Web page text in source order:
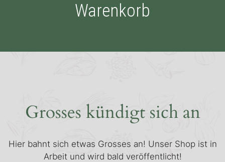
Warenkorb
Grosses kündigt sich an
Hier bahnt sich etwas Grosses an! Unser Shop ist in
Arbeit und wird bald veröffentlicht!